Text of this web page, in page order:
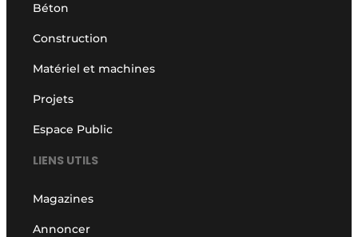
Béton
Construction
Matériel et machines
Projets
Espace Public
LIENS UTILS
Magazines
Annoncer